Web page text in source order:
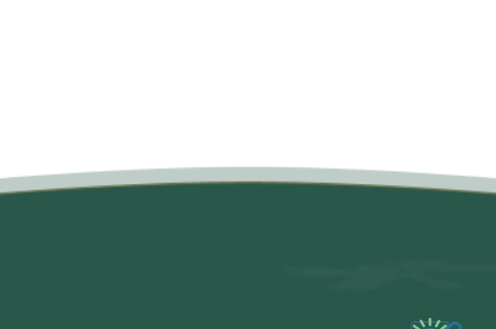
متن سربرگ خود را وارد کنید